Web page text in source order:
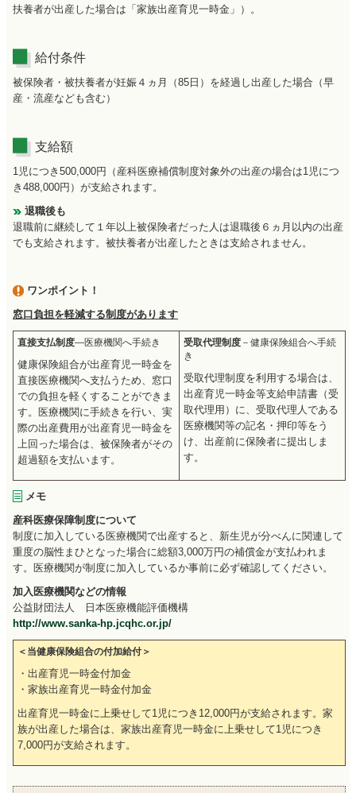
扶養者が出産した場合は「家族出産育児一時金」）。
給付条件
被保険者・被扶養者が妊娠４ヵ月（85日）を経過し出産した場合（早
産・流産なども含む）
支給額
1児につき500,000円（産科医療補償制度対象外の出産の場合は1児につ
き488,000円）が支給されます。
退職後も
退職前に継続して１年以上被保険者だった人は退職後６ヵ月以内の出産
でも支給されます。被扶養者が出産したときは支給されません。
ワンポイント！
窓口負担を軽減する制度があります
直接支払制度―医療機関へ手続き
健康保険組合が出産育児一時金を
直接医療機関へ支払うため、窓口
での負担を軽くすることができま
す。医療機関に手続きを行い、実
際の出産費用が出産育児一時金を
上回った場合は、被保険者がその
超過額を支払います。
受取代理制度 －健康保険組合へ手続
き
受取代理制度を利用する場合は、
出産育児一時金等支給申請書（受
取代理用）に、受取代理人である
医療機関等の記名・押印等をう
け、出産前に保険者に提出しま
す。
メモ
産科医療保障制度について
制度に加入している医療機関で出産すると、新生児が分べんに関連して
重度の脳性まひとなった場合に総額3,000万円の補償金が支払われま
す。医療機関が制度に加入しているか事前に必ず確認してください。
加入医療機関などの情報
公益財団法人
日本医療機能評価機構
http://www.sanka-hp.jcqhc.or.jp/
＜当健康保険組合の付加給付＞
・出産育児一時金付加金
・家族出産育児一時金付加金
出産育児一時金に上乗せして1児につき12,000円が支給されます。家
族が出産した場合は、家族出産育児一時金に上乗せして1児につき
7,000円が支給されます。